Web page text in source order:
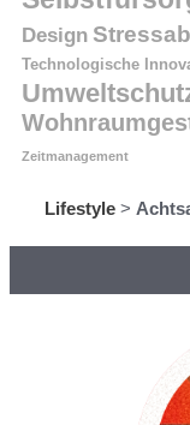
Design
Technologische
Zeitmanagement
Lifestyle>